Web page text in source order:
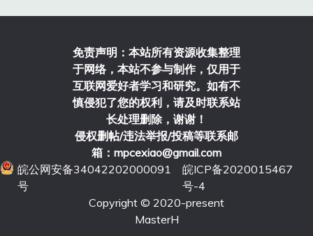
免责声明：本站所有资源收集整理
于网络，本站不参与制作，仅用于
互联网爱好者学习和研究。如有不
慎侵犯了您的权利，请及时联系站
长处理删除，谢谢！
侵权删帖/违法举报/投稿等联系邮
箱：mpcexiao@gmail.com
皖公网安备34042202000091
号
皖ICP备2020015467
号-4
Copyright © 2020-present
MasterH